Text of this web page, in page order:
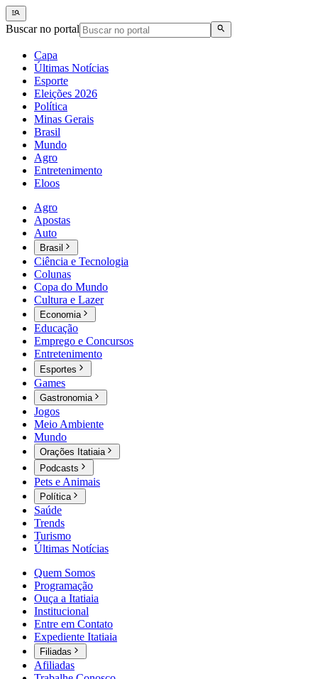
Buscar no portal
Capa
Últimas Notícias
Esporte
Eleições 2026
Política
Minas Gerais
Brasil
Mundo
Agro
Entretenimento
Eloos
Agro
Apostas
Auto
Brasil
Ciência e Tecnologia
Colunas
Copa do Mundo
Cultura e Lazer
Economia
Educação
Emprego e Concursos
Entretenimento
Esportes
Games
Gastronomia
Jogos
Meio Ambiente
Mundo
Orações Itatiaia
Podcasts
Pets e Animais
Política
Saúde
Trends
Turismo
Últimas Notícias
Quem Somos
Programação
Ouça a Itatiaia
Institucional
Entre em Contato
Expediente Itatiaia
Filiadas
Afiliadas